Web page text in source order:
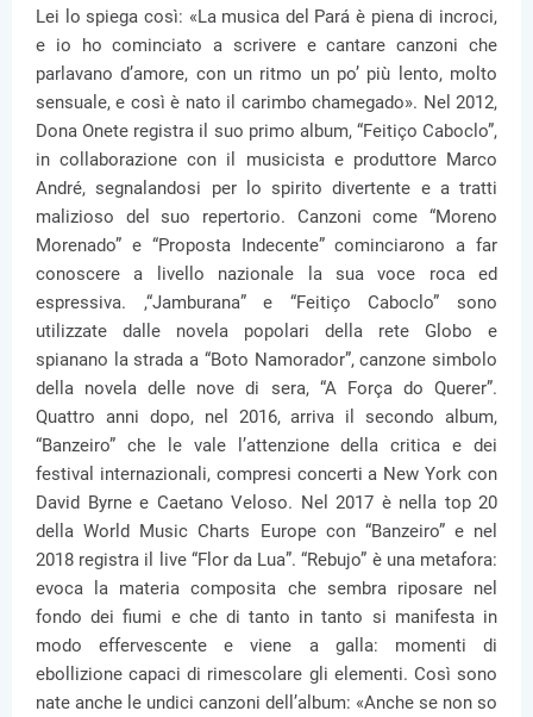
Lei lo spiega così: «La musica del Pará è piena di incroci,
e io ho cominciato a scrivere e cantare canzoni che
parlavano d’amore, con un ritmo un po’ più lento, molto
sensuale, e così è nato il carimbo chamegado». Nel 2012,
Dona Onete registra il suo primo album, “Feitiço Caboclo”,
in collaborazione con il musicista e produttore Marco
André, segnalandosi per lo spirito divertente e a tratti
malizioso del suo repertorio. Canzoni come “Moreno
Morenado” e “Proposta Indecente” cominciarono a far
conoscere a livello nazionale la sua voce roca ed
espressiva. ,“Jamburana” e “Feitiço Caboclo” sono
utilizzate dalle novela popolari della rete Globo e
spianano la strada a “Boto Namorador”, canzone simbolo
della novela delle nove di sera, “A Força do Querer”.
Quattro anni dopo, nel 2016, arriva il secondo album,
“Banzeiro” che le vale l’attenzione della critica e dei
festival internazionali, compresi concerti a New York con
David Byrne e Caetano Veloso. Nel 2017 è nella top 20
della World Music Charts Europe con “Banzeiro” e nel
2018 registra il live “Flor da Lua”. “Rebujo” è una metafora:
evoca la materia composita che sembra riposare nel
fondo dei fiumi e che di tanto in tanto si manifesta in
modo effervescente e viene a galla: momenti di
ebollizione capaci di rimescolare gli elementi. Così sono
nate anche le undici canzoni dell’album: «Anche se non so